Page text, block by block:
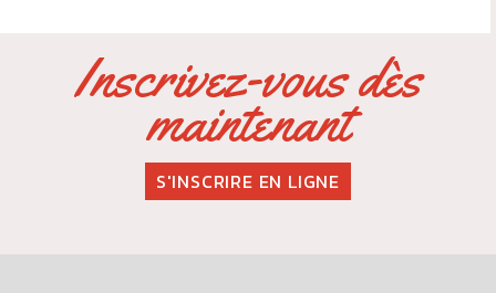
Inscrivez-vous dès
maintenant
S'INSCRIRE EN LIGNE